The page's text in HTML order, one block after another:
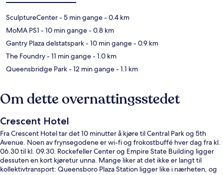
SculptureCenter- 5 min gange- 0.4 km
MoMA PS1 - 10 min gange- 0.8 km
Gantry Plaza delstatspark- 10 min gange- 0.9 km
The Foundry- 11 min gange- 1.0 km
Queensbridge Park- 12 min gange- 1.1 km
Om dette overnattingsstedet
Crescent Hotel
Fra Crescent Hotel tar det 10 minutter å kjøre til Central Park og 5th
Avenue. Noen av frynsegodene er wi-fi og frokostbuffé hver dag fra kl.
06.30 til kl. 09.30. Rockefeller Center og Empire State Building ligger
dessuten en kort kjøretur unna. Mange liker at det ikke er langt til
kollektivtransport: Queensboro Plaza Station ligger like i nærheten, og